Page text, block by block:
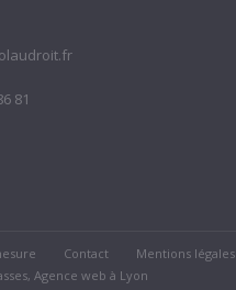
81
Contact
Mentions légales
Agence web à Lyon